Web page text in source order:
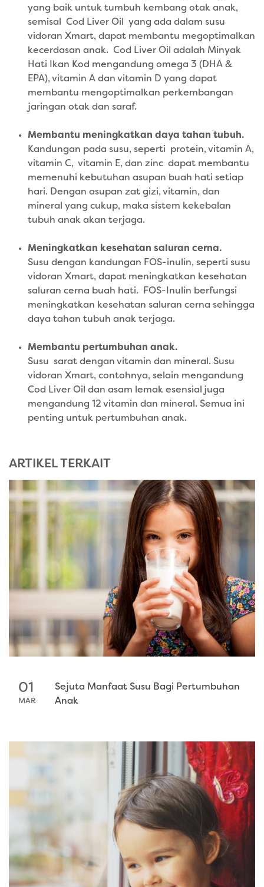
yang baik untuk tumbuh kembang otak anak,
semisal Cod Liver Oil yang ada dalam susu
vidoran Xmart, dapat membantu megoptimalkan
kecerdasan anak. Cod Liver Oil adalah Minyak
Hati Ikan Kod mengandung omega 3 (DHA &
EPA), vitamin A dan vitamin D yang dapat
membantu mengoptimalkan perkembangan
jaringan otak dan saraf.
Membantu meningkatkan daya tahan tubuh.
Kandungan pada susu, seperti protein, vitamin A,
vitamin C, vitamin E, dan zinc dapat membantu
memenuhi kebutuhan asupan buah hati setiap
hari. Dengan asupan zat gizi, vitamin, dan
mineral yang cukup, maka sistem kekebalan
tubuh anak akan terjaga.
Meningkatkan kesehatan saluran cerna.
Susu dengan kandungan FOS-inulin, seperti susu
vidoran Xmart, dapat meningkatkan kesehatan
saluran cerna buah hati. FOS-Inulin berfungsi
meningkatkan kesehatan saluran cerna sehingga
daya tahan tubuh anak terjaga.
Membantu pertumbuhan anak.
Susu sarat dengan vitamin dan mineral. Susu
vidoran Xmart, contohnya, selain mengandung
Cod Liver Oil dan asam lemak esensial juga
mengandung 12 vitamin dan mineral. Semua ini
penting untuk pertumbuhan anak.
ARTIKEL TERKAIT
01
MAR
Sejuta Manfaat Susu Bagi Pertumbuhan
Anak